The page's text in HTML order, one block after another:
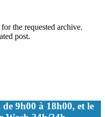
the requested archive.
post.
9h00 à 18h00, et le